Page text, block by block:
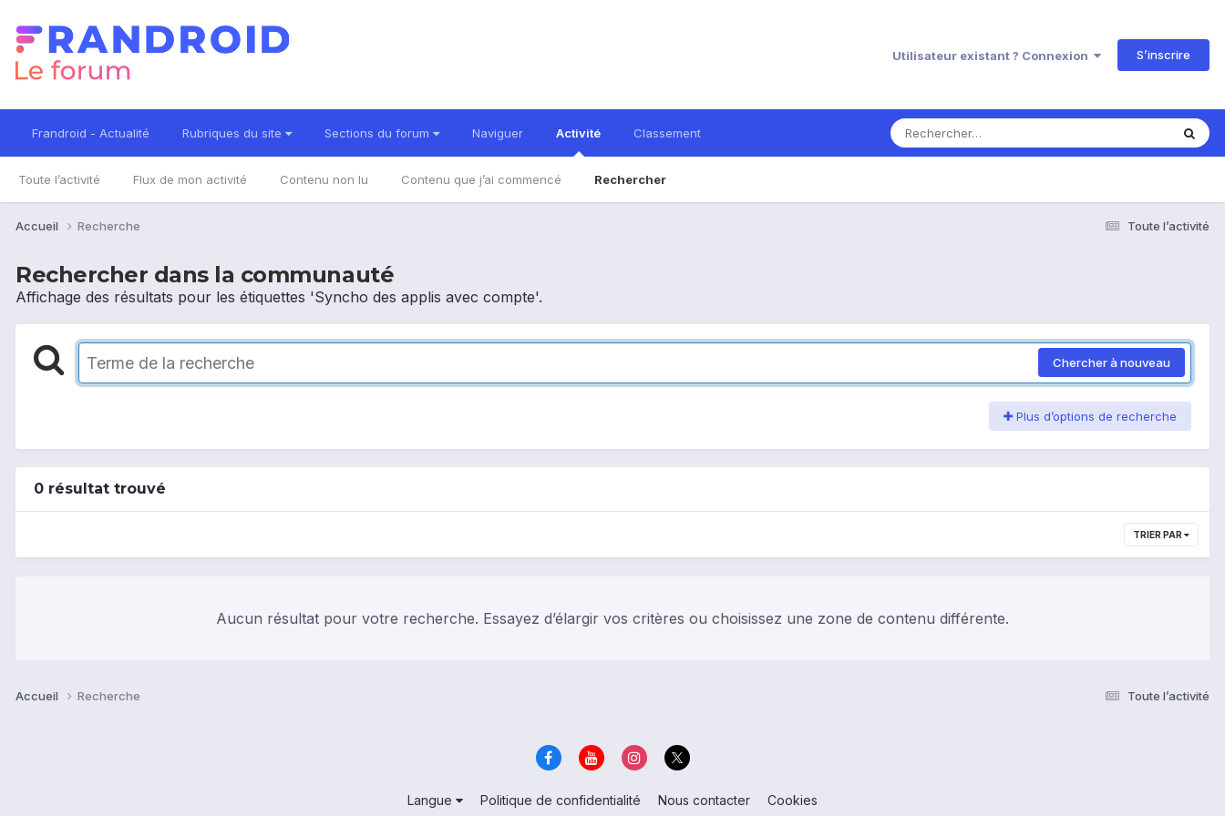
Utilisateur existant ? Connexion S’inscrire
Frandroid - Actualité Rubriques du site Sections du forum Naviguer Activité
Toute l’activité Flux de mon activité Contenu non lu Contenu que j’ai commencé Rechercher
Classement
Toute l’activité
Accueil Recherche
Rechercher dans la communauté
Affichage des résultats pour les étiquettes 'Syncho des applis avec compte'.
Chercher à nouveau
Plus d’options de recherche
0 résultat trouvé
TRIER PAR
Aucun résultat pour votre recherche. Essayez d’élargir vos critères ou choisissez une zone de contenu différente.
Toute l’activité
Accueil Recherche
Langue Politique de confidentialité Nous contacter Cookies